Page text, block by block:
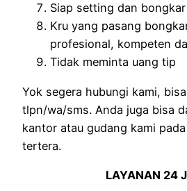
Siap setting dan
Kru yang pasang
profesional, kompeten
Tidak meminta uang tip
Yok segera hubungi kami,
tlpn/wa/sms. Anda juga bisa
kantor atau gudang kami
tertera.
LAYANAN 24